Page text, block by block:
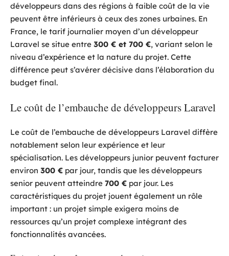
développeurs dans des régions à faible coût de la vie
peuvent être inférieurs à ceux des zones urbaines. En
France, le tarif journalier moyen d’un développeur
Laravel se situe entre 300 € et 700 €, variant selon le
niveau d’expérience et la nature du projet. Cette
différence peut s’avérer décisive dans l’élaboration du
budget final.
Le coût de l’embauche de développeurs Laravel
Le coût de l’embauche de développeurs Laravel diffère
notablement selon leur expérience et leur
spécialisation. Les développeurs junior peuvent facturer
environ 300 € par jour, tandis que les développeurs
senior peuvent atteindre 700 € par jour. Les
caractéristiques du projet jouent également un rôle
important : un projet simple exigera moins de
ressources qu’un projet complexe intégrant des
fonctionnalités avancées.